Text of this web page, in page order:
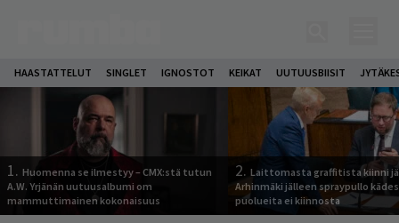
HAASTATTELUT SINGLET IGNOSTOT KEIKAT UUTUUSBIISIT
1. Huomenna se ilmestyy – CMX:stä tutun
A.W. Yrjänän uutuusalbumi om
mammuttimainen kokonaisuus
2. Laittomasta graffitista kiinni
Arhinmäki jälleen spraypullo
puolueita ei kiinnosta